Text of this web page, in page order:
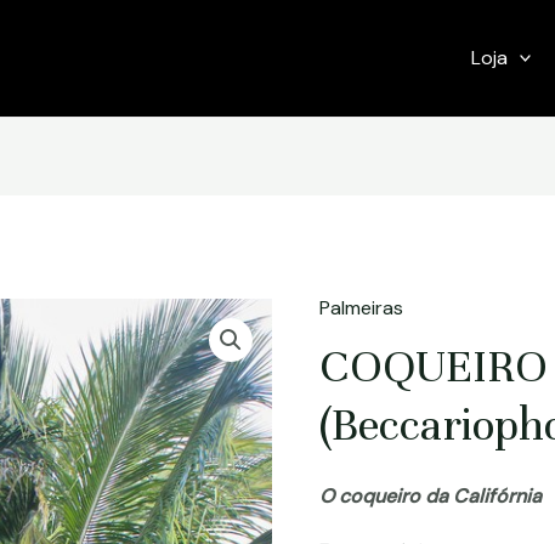
Loja
Palmeiras
O coqueiro da Califórnia